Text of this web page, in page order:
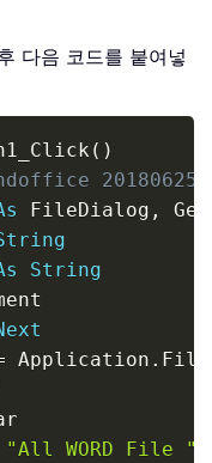
다음 코드를 붙여넣
( )
20180625
FileDialog ,
String
Application .
"All WORD File "
Copy